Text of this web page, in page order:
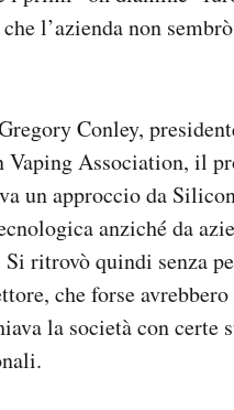
l’azienda non
Conley,
Vaping Association, il
un approccio da
anziché da
Si ritrovò quindi senza
che forse
la società con certe